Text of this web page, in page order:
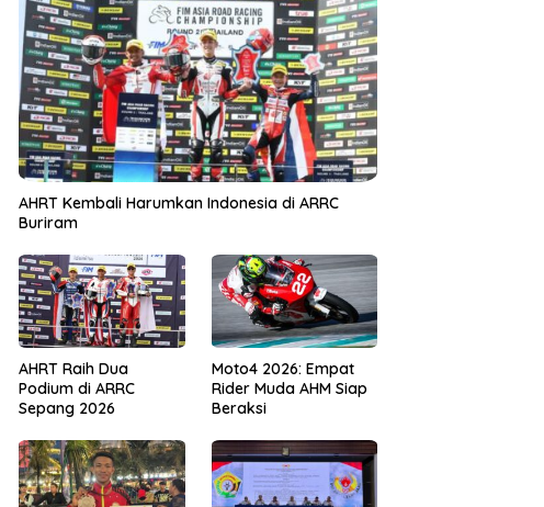
AHRT Kembali Harumkan Indonesia di ARRC
Buriram
AHRT Raih Dua
Podium di ARRC
Sepang 2026
Moto4 2026: Empat
Rider Muda AHM Siap
Beraksi